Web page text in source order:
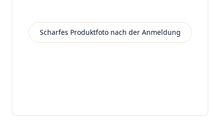
Scharfes Produktfoto nach der Anmeldung